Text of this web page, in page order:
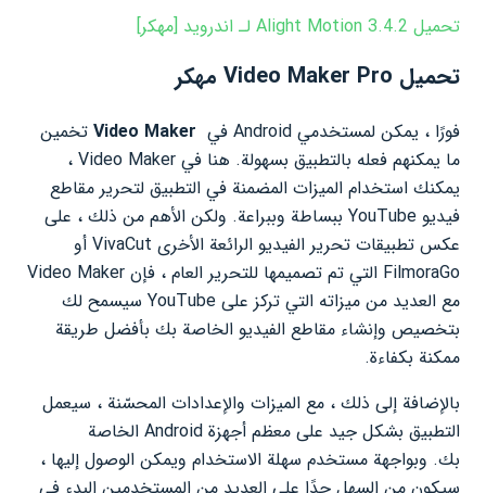
تحميل Alight Motion 3.4.2 لـ اندرويد [مهكر]
تحميل Video Maker Pro مهكر
فورًا ، يمكن لمستخدمي Android في Video Maker تخمين
ما يمكنهم فعله بالتطبيق بسهولة. هنا في Video Maker ،
يمكنك استخدام الميزات المضمنة في التطبيق لتحرير مقاطع
فيديو YouTube ببساطة وببراعة. ولكن الأهم من ذلك ، على
عكس تطبيقات تحرير الفيديو الرائعة الأخرى VivaCut أو
FilmoraGo التي تم تصميمها للتحرير العام ، فإن Video Maker
مع العديد من ميزاته التي تركز على YouTube سيسمح لك
بتخصيص وإنشاء مقاطع الفيديو الخاصة بك بأفضل طريقة
ممكنة بكفاءة.
بالإضافة إلى ذلك ، مع الميزات والإعدادات المحسّنة ، سيعمل
التطبيق بشكل جيد على معظم أجهزة Android الخاصة
بك. وبواجهة مستخدم سهلة الاستخدام ويمكن الوصول إليها ،